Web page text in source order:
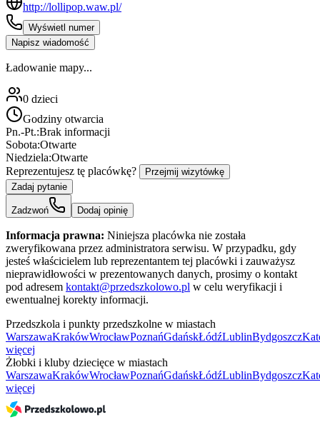
http://lollipop.waw.pl/
Wyświetl numer
Napisz wiadomość
Ładowanie mapy...
0 dzieci
Godziny otwarcia
Pn.-Pt.:Brak informacji
Sobota:Otwarte
Niedziela:Otwarte
Reprezentujesz tę placówkę?
Przejmij wizytówkę
Zadaj pytanie
Zadzwoń Dodaj opinię
Informacja prawna: Niniejsza placówka nie została
zweryfikowana przez administratora serwisu. W przypadku, gdy
jesteś właścicielem lub reprezentantem tej placówki i zauważysz
nieprawidłowości w prezentowanych danych, prosimy o kontakt
pod adresem kontakt@przedszkolowo.pl w celu weryfikacji i
ewentualnej korekty informacji.
Przedszkola i punkty przedszkolne w miastach
WarszawaKrakówWrocławPoznańGdańskŁódźLublinBydgoszcz
więcej
Żłobki i kluby dziecięce w miastach
WarszawaKrakówWrocławPoznańGdańskŁódźLublinBydgoszcz
więcej